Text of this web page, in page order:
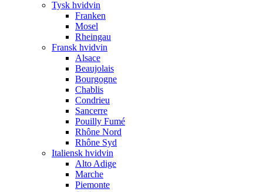
Tysk hvidvin
Franken
Mosel
Rheingau
Fransk hvidvin
Alsace
Beaujolais
Bourgogne
Chablis
Condrieu
Sancerre
Pouilly Fumé
Rhône Nord
Rhône Syd
Italiensk hvidvin
Alto Adige
Marche
Piemonte